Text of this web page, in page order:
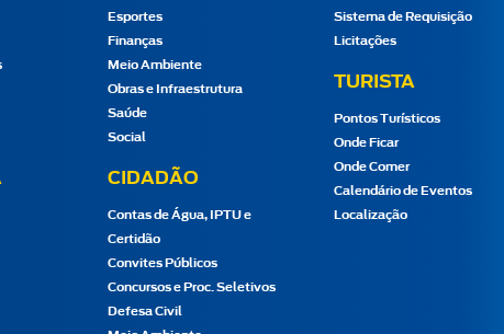
Esportes
Finanças
Meio Ambiente
Obras e Infraestrutura
Saúde
Social
CIDADÃO
Contas de Água, IPTU e
Certidão
Convites Públicos
Concursos e Proc. Seletivos
Defesa Civil
Sistema de Requisição
Licitações
TURISTA
Pontos Turísticos
Onde Ficar
Onde Comer
Calendário de Eventos
Localização